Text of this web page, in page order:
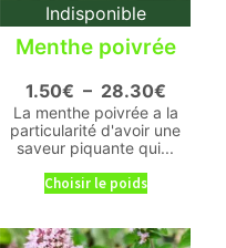
Indisponible
Menthe poivrée
1.50€ – 28.30€
La menthe poivrée a la
particularité d'avoir une
saveur piquante qui...
Choisir le poids